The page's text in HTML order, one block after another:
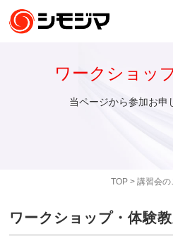
TOP> 講習会の
ワークショッ
当ページから参加お申
ワークショップ・体験